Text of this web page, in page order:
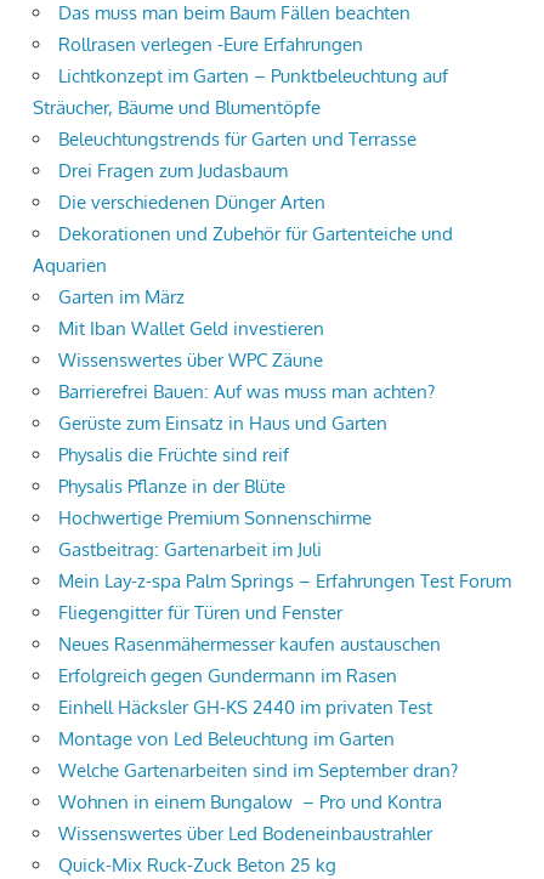
Das muss man beim Baum Fällen beachten
Rollrasen verlegen -Eure Erfahrungen
Lichtkonzept im Garten – Punktbeleuchtung auf
Sträucher, Bäume und Blumentöpfe
Beleuchtungstrends für Garten und Terrasse
Drei Fragen zum Judasbaum
Die verschiedenen Dünger Arten
Dekorationen und Zubehör für Gartenteiche und
Aquarien
Garten im März
Mit Iban Wallet Geld investieren
Wissenswertes über WPC Zäune
Barrierefrei Bauen: Auf was muss man achten?
Gerüste zum Einsatz in Haus und Garten
Physalis die Früchte sind reif
Physalis Pflanze in der Blüte
Hochwertige Premium Sonnenschirme
Gastbeitrag: Gartenarbeit im Juli
Mein Lay-z-spa Palm Springs – Erfahrungen Test Forum
Fliegengitter für Türen und Fenster
Neues Rasenmähermesser kaufen austauschen
Erfolgreich gegen Gundermann im Rasen
Einhell Häcksler GH-KS 2440 im privaten Test
Montage von Led Beleuchtung im Garten
Welche Gartenarbeiten sind im September dran?
Wohnen in einem Bungalow – Pro und Kontra
Wissenswertes über Led Bodeneinbaustrahler
Quick-Mix Ruck-Zuck Beton 25 kg